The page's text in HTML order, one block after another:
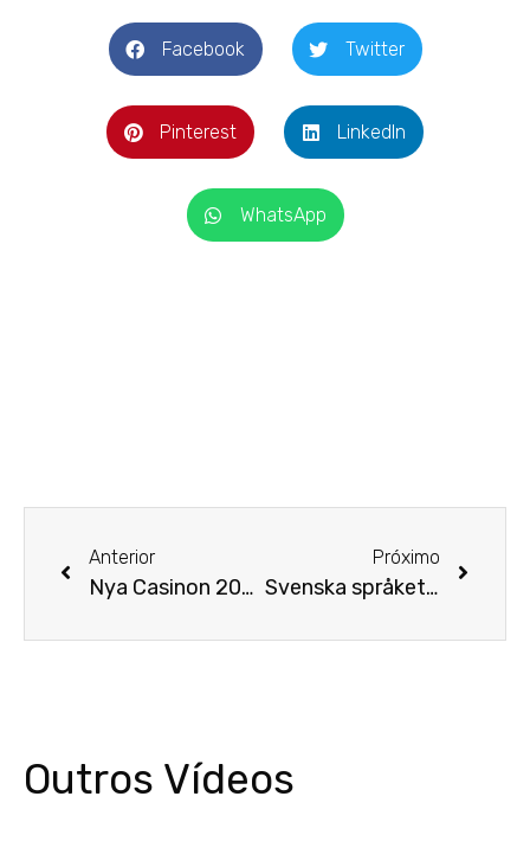
Facebook Twitter
Pinterest LinkedIn
WhatsApp
Anterior
Nya Casinon 2024
Próximo
Svenska språket Casinon Online
Outros Vídeos